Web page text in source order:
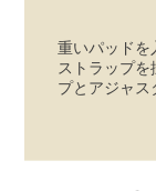
重いパッドを
ストラップ
プとアジャス